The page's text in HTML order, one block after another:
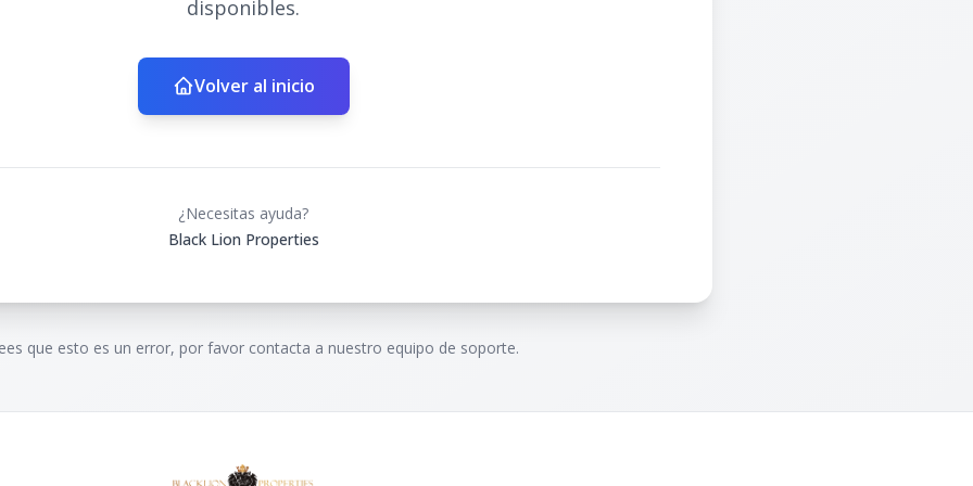
disponibles.
Volver al inicio
¿Necesitas ayuda?
Black Lion Properties
que esto es un error, por favor contacta a nuestro equipo de soporte.